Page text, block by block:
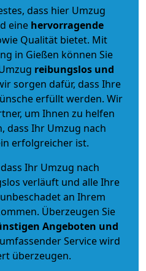
dass hier Umzug
eine hervorragende
Qualität bietet. Mit
in Gießen können Sie
reibungslos und
sorgen dafür, dass Ihre
erfüllt werden. Wir
um Ihnen zu helfen
dass Ihr Umzug nach
erfolgreicher ist.
Ihr Umzug nach
verläuft und alle Ihre
an Ihrem
Überzeugen Sie
Angeboten und
Service wird
überzeugen.